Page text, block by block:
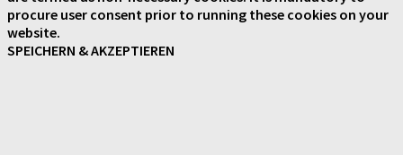
procure user consent prior to running these cookies on your
website.
SPEICHERN & AKZEPTIEREN